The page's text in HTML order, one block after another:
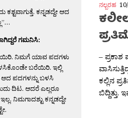
ನಲ್ಬರಹ
–
ಕಲ್ಲಿನ
ಕನ್ನಡದ್ದೇ ಆದ
ಗಮನಿಸಿ:
ನಿಮಗೆ ಯಾವ ಪದಗಳು
ಬರೆಯಿರಿ. ಇಲ್ಲಿ
ಆದ ಪದಗಳನ್ನು ಬಳಸಿ
ದಿಟ. ಆದರೆ ಎಲ್ಲರೂ
ನಿಮಗಾದಶ್ಟು ಕನ್ನಡದ್ದೇ